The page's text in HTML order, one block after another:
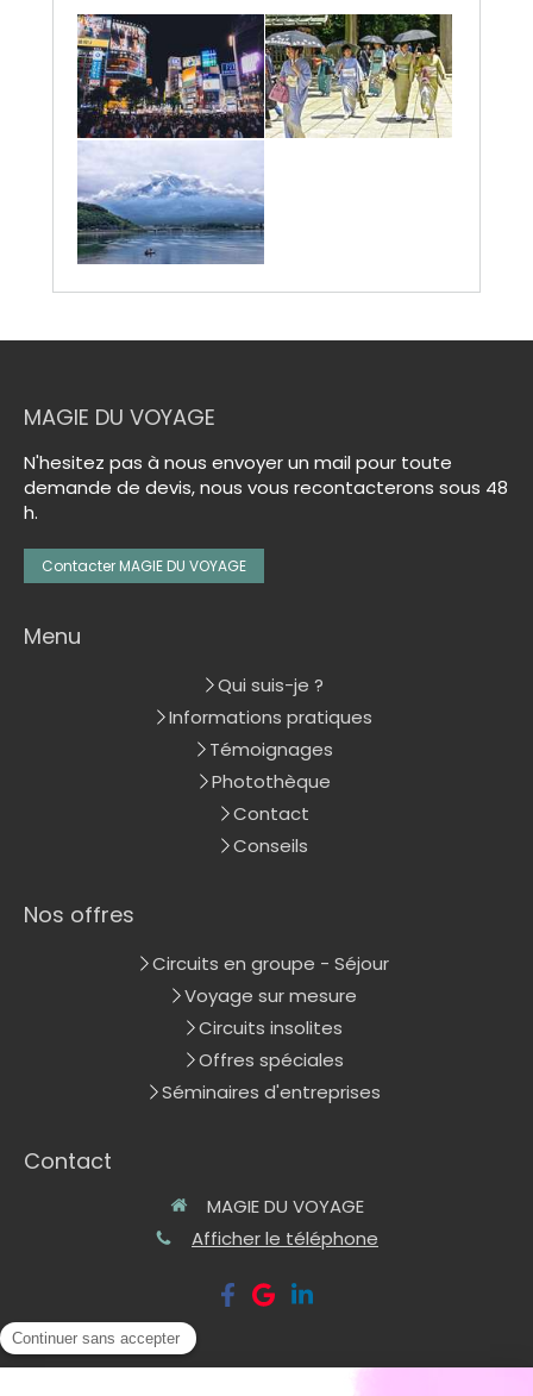
MAGIE DU VOYAGE
N'hesitez pas à nous envoyer un mail pour toute
demande de devis, nous vous recontacterons sous 48
h.
Contacter MAGIE DU VOYAGE
Menu
Qui suis-je ?
Informations pratiques
Témoignages
Photothèque
Contact
Conseils
Nos offres
Circuits en groupe - Séjour
Voyage sur mesure
Circuits insolites
Offres spéciales
Séminaires d'entreprises
Contact
MAGIE DU VOYAGE
Afficher le téléphone